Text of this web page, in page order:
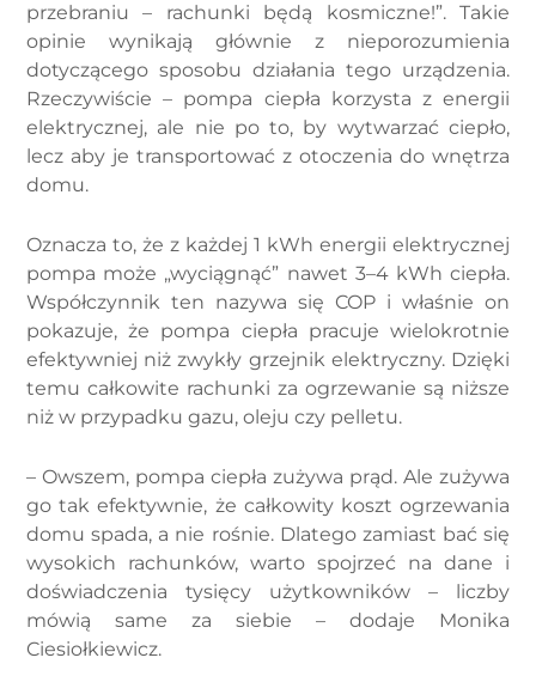
przebraniu – rachunki będą kosmiczne!”. Takie
opinie wynikają głównie z nieporozumienia
dotyczącego sposobu działania tego urządzenia.
Rzeczywiście – pompa ciepła korzysta z energii
elektrycznej, ale nie po to, by wytwarzać ciepło,
lecz aby je transportować z otoczenia do wnętrza
domu.
Oznacza to, że z każdej 1 kWh energii elektrycznej
pompa może „wyciągnąć” nawet 3–4 kWh ciepła.
Współczynnik ten nazywa się COP i właśnie on
pokazuje, że pompa ciepła pracuje wielokrotnie
efektywniej niż zwykły grzejnik elektryczny. Dzięki
temu całkowite rachunki za ogrzewanie są niższe
niż w przypadku gazu, oleju czy pelletu.
– Owszem, pompa ciepła zużywa prąd. Ale zużywa
go tak efektywnie, że całkowity koszt ogrzewania
domu spada, a nie rośnie. Dlatego zamiast bać się
wysokich rachunków, warto spojrzeć na dane i
doświadczenia tysięcy użytkowników – liczby
mówią same za siebie – dodaje Monika
Ciesiołkiewicz.